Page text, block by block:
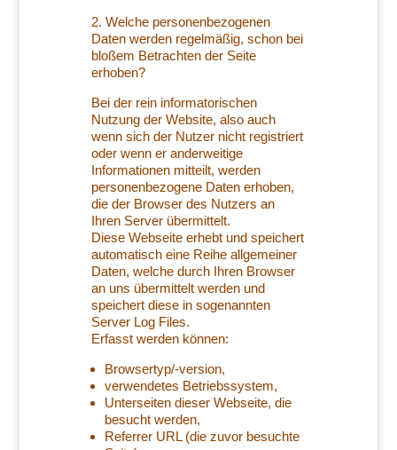
2. Welche personenbezogenen
Daten werden regelmäßig, schon bei
bloßem Betrachten der Seite
erhoben?
Bei der rein informatorischen
Nutzung der Website, also auch
wenn sich der Nutzer nicht registriert
oder wenn er anderweitige
Informationen mitteilt, werden
personenbezogene Daten erhoben,
die der Browser des Nutzers an
Ihren Server übermittelt.
Diese Webseite erhebt und speichert
automatisch eine Reihe allgemeiner
Daten, welche durch Ihren Browser
an uns übermittelt werden und
speichert diese in sogenannten
Server Log Files.
Erfasst werden können:
Browsertyp/-version,
verwendetes Betriebssystem,
Unterseiten dieser Webseite, die
besucht werden,
Referrer URL (die zuvor besuchte